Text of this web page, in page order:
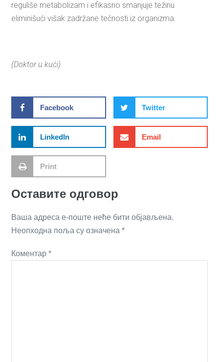
reguliše metabolizam i efikasno smanjuje težinu
eliminišući višak zadržane tečnosti iz organizma.
(Doktor u kući)
Facebook Twitter
LinkedIn Email
Print
Оставите одговор
Ваша адреса е-поште неће бити објављена.
Неопходна поља су означена*
Коментар*